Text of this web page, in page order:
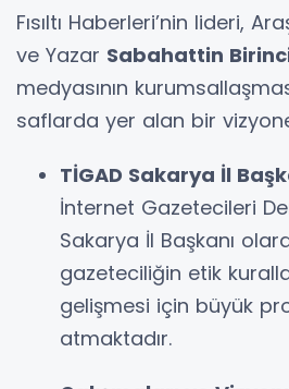
Fısıltı Haberleri’nin lideri,
ve Yazar Sabahattin
medyasının
saflarda yer alan bir
TİGAD Sakarya İl
İnternet Gazetecileri
Sakarya İl Başkanı
gazeteciliğin etik
gelişmesi için büyük
atmaktadır.